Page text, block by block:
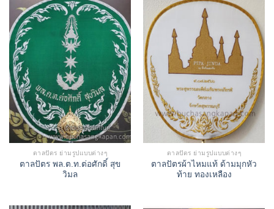
ตาลปัตร ย่ามรูปแบบต่างๆ
ตาลปัตร พล.ต.ท.ต่อศักดิ์ สุข
วิมล
ตาลปัตร ย่ามรูปแบบต่างๆ
ตาลปัตรผ้าไหมแท้ ด้ามมุกหัว
ท้าย ทองเหลือง